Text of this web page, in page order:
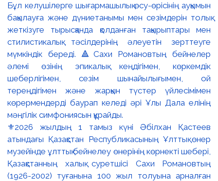
⚜️2026 жылдың 1 тамыз күні Әбілхан Қастеев
атындағы Қазақстан Республикасының Ұлттық өнер
музейінде ұлттық бейнелеу өнерінің көрнекті шебері,
Қазақстанның халық суретшісі Сахи Романовтың
(1926-2002) туғанына 100 жыл толуына арналған